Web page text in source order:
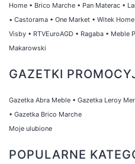
Home • Brico Marche • Pan Materac •
• Castorama • One Market • Witek Home
Visby • RTVEuroAGD • Ragaba • Meble
Makarowski
GAZETKI
Gazetka Abra Meble • Gazetka Leroy
• Gazetka Brico Marche
Moje ulubione
POPULARNE